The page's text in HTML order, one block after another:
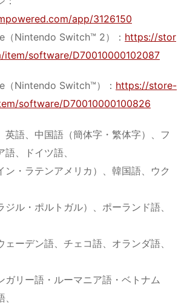
app/3126150
Nintendo Switch™ 2）： https://stor
item/software/D70010000102087
Nintendo Switch™）： https://store-
software/D70010000100826
英語、中国語（簡体字・繁体字）、フ
、ドイツ語、
ン・ラテンアメリカ）、韓国語、ウク
ル・ポルトガル）、ポーランド語、
ーデン語、チェコ語、オランダ語、
ガリー語・ルーマニア語・ベトナム